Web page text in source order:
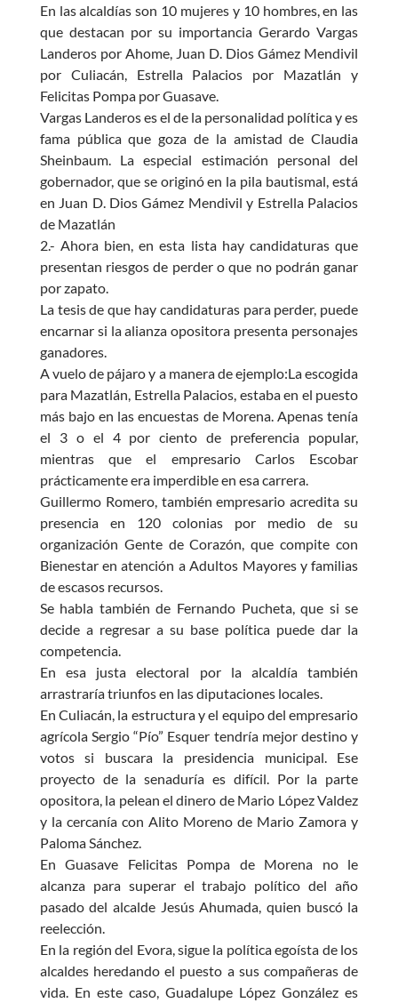
En las alcaldías son 10 mujeres y 10 hombres, en las
que destacan por su importancia Gerardo Vargas
Landeros por Ahome, Juan D. Dios Gámez Mendivil
por Culiacán, Estrella Palacios por Mazatlán y
Felicitas Pompa por Guasave.
Vargas Landeros es el de la personalidad política y es
fama pública que goza de la amistad de Claudia
Sheinbaum. La especial estimación personal del
gobernador, que se originó en la pila bautismal, está
en Juan D. Dios Gámez Mendivil y Estrella Palacios
de Mazatlán
2.- Ahora bien, en esta lista hay candidaturas que
presentan riesgos de perder o que no podrán ganar
por zapato.
La tesis de que hay candidaturas para perder, puede
encarnar si la alianza opositora presenta personajes
ganadores.
A vuelo de pájaro y a manera de ejemplo:La escogida
para Mazatlán, Estrella Palacios, estaba en el puesto
más bajo en las encuestas de Morena. Apenas tenía
el 3 o el 4 por ciento de preferencia popular,
mientras que el empresario Carlos Escobar
prácticamente era imperdible en esa carrera.
Guillermo Romero, también empresario acredita su
presencia en 120 colonias por medio de su
organización Gente de Corazón, que compite con
Bienestar en atención a Adultos Mayores y familias
de escasos recursos.
Se habla también de Fernando Pucheta, que si se
decide a regresar a su base política puede dar la
competencia.
En esa justa electoral por la alcaldía también
arrastraría triunfos en las diputaciones locales.
En Culiacán, la estructura y el equipo del empresario
agrícola Sergio “Pío” Esquer tendría mejor destino y
votos si buscara la presidencia municipal. Ese
proyecto de la senaduría es difícil. Por la parte
opositora, la pelean el dinero de Mario López Valdez
y la cercanía con Alito Moreno de Mario Zamora y
Paloma Sánchez.
En Guasave Felicitas Pompa de Morena no le
alcanza para superar el trabajo político del año
pasado del alcalde Jesús Ahumada, quien buscó la
reelección.
En la región del Evora, sigue la política egoísta de los
alcaldes heredando el puesto a sus compañeras de
vida. En este caso, Guadalupe López González es